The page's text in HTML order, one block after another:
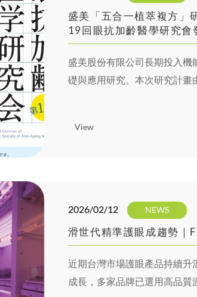
盛美「五合一植萃複方」
19回眼抗加齡醫學研究會
盛美股份有限公司長期投入
礎與應用研究。本次研究計畫
View
2026/02/12 NEWS
滑世代精準護眼成趨勢｜
近期台灣市場護眼產品持續升
成長，多家品牌已選用高品質